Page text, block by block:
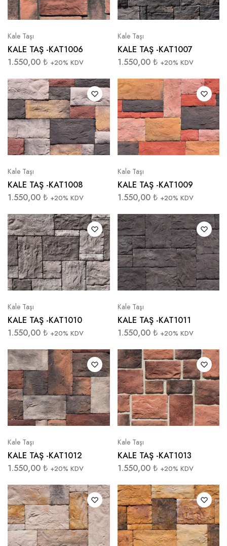
Kale Taşı
KALE TAŞ -KAT1006
1.550,00 ₺ +20% KDV
Kale Taşı
KALE TAŞ -KAT1007
1.550,00 ₺ +20% KDV
Kale Taşı
KALE TAŞ -KAT1008
1.550,00 ₺ +20% KDV
Kale Taşı
KALE TAŞ -KAT1009
1.550,00 ₺ +20% KDV
Kale Taşı
KALE TAŞ -KAT1010
1.550,00 ₺ +20% KDV
Kale Taşı
KALE TAŞ -KAT1011
1.550,00 ₺ +20% KDV
Kale Taşı
KALE TAŞ -KAT1012
1.550,00 ₺ +20% KDV
Kale Taşı
KALE TAŞ -KAT1013
1.550,00 ₺ +20% KDV